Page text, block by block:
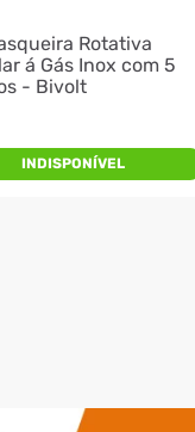
Rotativa
á Gás Inox com 5
- Bivolt
INDISPONÍVEL